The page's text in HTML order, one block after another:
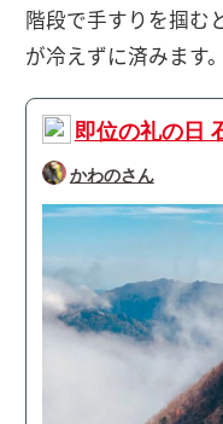
階段で手すりを掴む
が冷えずに済みます。